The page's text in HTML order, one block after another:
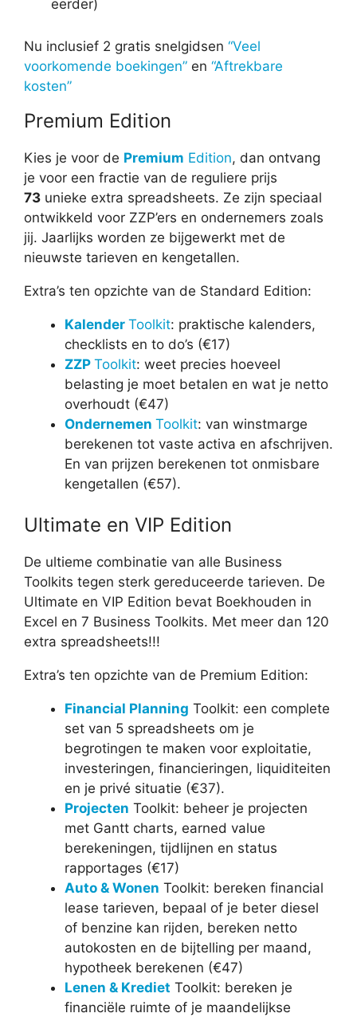
eerder)
Nu inclusief 2 gratis snelgidsen “Veel
voorkomende boekingen” en “Aftrekbare
kosten”
Premium Edition
Kies je voor de Premium Edition, dan ontvang
je voor een fractie van de reguliere prijs
73 unieke extra spreadsheets. Ze zijn speciaal
ontwikkeld voor ZZP’ers en ondernemers zoals
jij. Jaarlijks worden ze bijgewerkt met de
nieuwste tarieven en kengetallen.
Extra’s ten opzichte van de Standard Edition:
Kalender Toolkit: praktische kalenders,
checklists en to do’s (€17)
ZZP Toolkit: weet precies hoeveel
belasting je moet betalen en wat je netto
overhoudt (€47)
Ondernemen Toolkit: van winstmarge
berekenen tot vaste activa en afschrijven.
En van prijzen berekenen tot onmisbare
kengetallen (€57).
Ultimate en VIP Edition
De ultieme combinatie van alle Business
Toolkits tegen sterk gereduceerde tarieven. De
Ultimate en VIP Edition bevat Boekhouden in
Excel en 7 Business Toolkits. Met meer dan 120
extra spreadsheets!!!
Extra’s ten opzichte van de Premium Edition:
Financial Planning Toolkit: een complete
set van 5 spreadsheets om je
begrotingen te maken voor exploitatie,
investeringen, financieringen, liquiditeiten
en je privé situatie (€37).
Projecten Toolkit: beheer je projecten
met Gantt charts, earned value
berekeningen, tijdlijnen en status
rapportages (€17)
Auto & Wonen Toolkit: bereken financial
lease tarieven, bepaal of je beter diesel
of benzine kan rijden, bereken netto
autokosten en de bijtelling per maand,
hypotheek berekenen (€47)
Lenen & Krediet Toolkit: bereken je
financiële ruimte of je maandelijkse